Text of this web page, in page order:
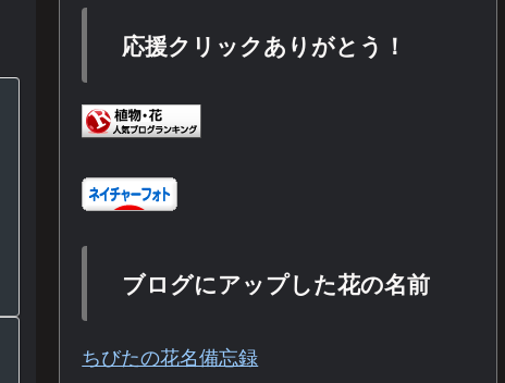
応援クリックありがとう！
ブログにアップした花の名前
ちびたの花名備忘録